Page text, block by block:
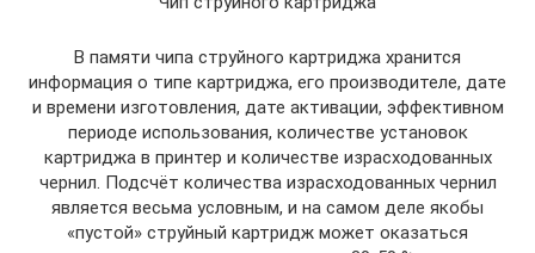
В памяти чипа струйного картриджа хранится
информация о типе картриджа, его производителе, дате
и времени изготовления, дате активации, эффективном
периоде использования, количестве установок
картриджа в принтер и количестве израсходованных
чернил. Подсчёт количества израсходованных чернил
является весьма условным, и на самом деле якобы
«пустой» струйный картридж может оказаться